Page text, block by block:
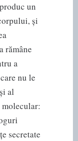
un
și
rămâne
a
nu le
al
secretate